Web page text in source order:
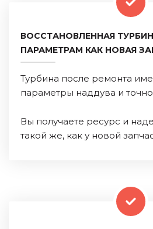
ВОССТАНОВЛЕННАЯ
ПАРАМЕТРАМ КАК НОВАЯ
Турбина после ремонта
параметры наддува и
Вы получаете ресурс и
такой же, как у новой